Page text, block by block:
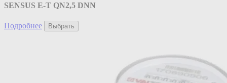
SENSUS E-T QN2,5 DNN
Подробнее Выбрать